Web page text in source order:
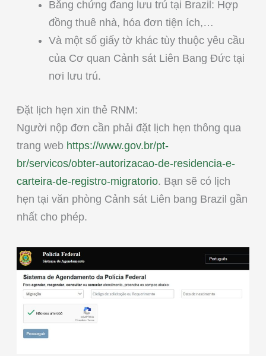
Bằng chứng đang lưu trú tại Brazil: Hợp
đồng thuê nhà, hóa đơn tiện ích,…
Và một số giấy tờ khác tùy thuộc yêu cầu
của Cơ quan Cảnh sát Liên Bang Đức tại
nơi lưu trú.
Đặt lịch hẹn xin thẻ RNM:
Người nộp đơn cần phải đặt lịch hẹn thông qua
trang web https://www.gov.br/pt-
br/servicos/obter-autorizacao-de-residencia-e-
carteira-de-registro-migratorio. Bạn sẽ có lịch
hẹn tại văn phòng Cảnh sát Liên bang Brazil gần
nhất cho phép.